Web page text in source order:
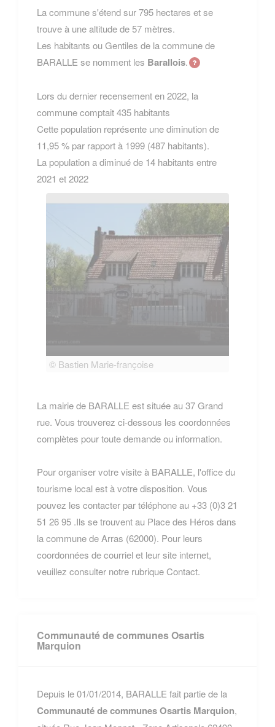
La commune s'étend sur 795 hectares et se
trouve à une altitude de 57 mètres.
Les habitants ou Gentiles de la commune de
BARALLE se nomment les Barallois.
Lors du dernier recensement en 2022, la
commune comptait 435 habitants
Cette population représente une diminution de
11,95 % par rapport à 1999 (487 habitants).
La population a diminué de 14 habitants entre
2021 et 2022
© Bastien Marie-françoise
La mairie de BARALLE est située au 37 Grand
rue. Vous trouverez ci-dessous les coordonnées
complètes pour toute demande ou information.
Pour organiser votre visite à BARALLE, l'office du
tourisme local est à votre disposition. Vous
pouvez les contacter par téléphone au +33 (0)3 21
51 26 95 .Ils se trouvent au Place des Héros dans
la commune de Arras (62000). Pour leurs
coordonnées de courriel et leur site internet,
veuillez consulter notre rubrique Contact.
Communauté de communes Osartis
Marquion
Depuis le 01/01/2014, BARALLE fait partie de la
Communauté de communes Osartis Marquion,